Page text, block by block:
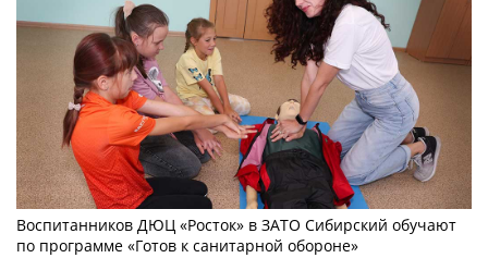
Воспитанников ДЮЦ «Росток» в ЗАТО Сибирский обучают
по программе «Готов к санитарной обороне»